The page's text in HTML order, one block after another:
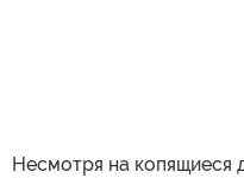
Несмотря на копящиеся